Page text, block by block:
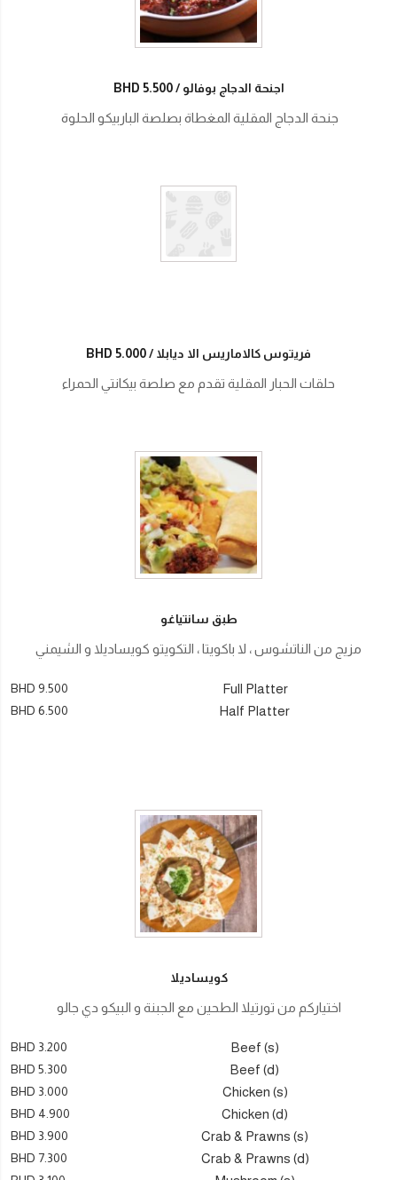
اجنحة الدجاج بوفالو BHD 5.500
جنحة الدجاج المقلية المغطاة بصلصة الباربيكو الحلوة
فريتوس كالاماريس الا ديابلا BHD 5.000
حلقات الحبار المقلية تقدم مع صلصة بيكانتي الحمراء
طبق سانتياغو
مزيج من الناتشوس ، لا باكويتا ، التكويتو كويساديلا و الشيمني
Full Platter
BHD 9.500
Half Platter
BHD 6.500
كويساديلا
اختياركم من تورتيلا الطحين مع الجبنة و البيكو دي جالو
Beef (s)
BHD 3.200
Beef (d)
BHD 5.300
Chicken (s)
BHD 3.000
Chicken (d)
BHD 4.900
Crab & Prawns (s)
BHD 3.900
Crab & Prawns (d)
BHD 7.300